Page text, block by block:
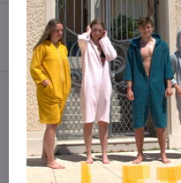
Pridať k Obľúbeným
Výrobca:MiniPlanet
Nákup za: